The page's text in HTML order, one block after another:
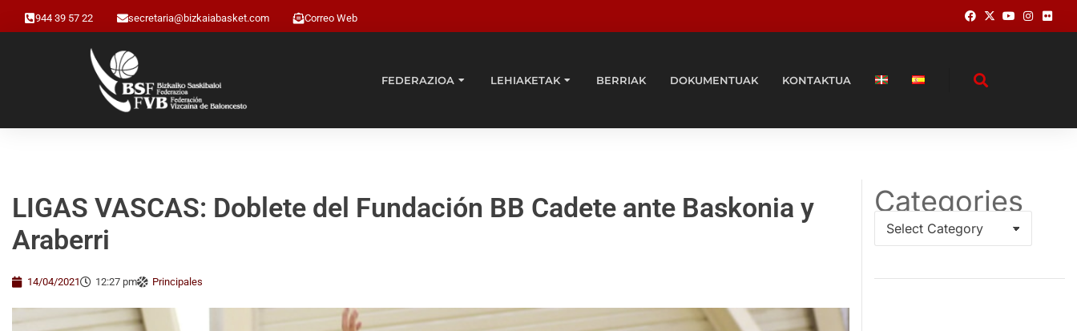
944 39 57 22 secretaria@bizkaiabasket.com Correo Web
FEDERAZIOA LEHIAKETAK BERRIAK DOKUMENTUAK KONTAKTUA
LIGAS VASCAS: Doblete del Fundación BB Cadete ante Baskonia y
Araberri
14/04/2021 12:27 pm Principales
Categories